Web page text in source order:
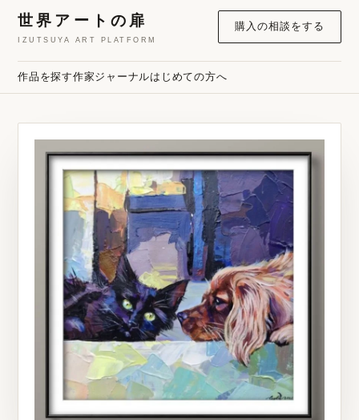
世界アートの扉
IZUTSUYA ART PLATFORM
作品を探す作家ジャーナルはじめての方へ
購入の相談をする